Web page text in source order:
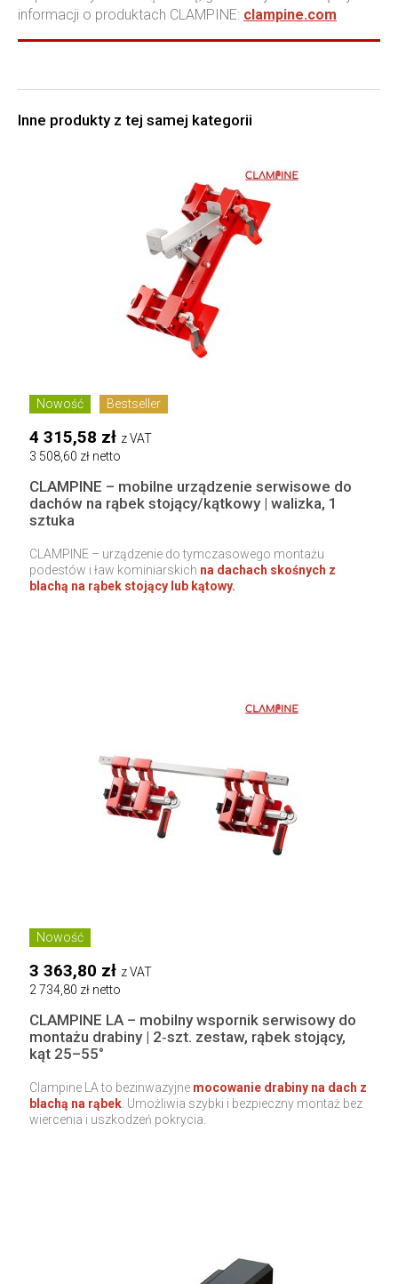
informacji o produktach CLAMPINE: clampine.com
Inne produkty z tej samej kategorii
Nowość Bestseller
4 315,58 zł z VAT
3 508,60 zł netto
CLAMPINE – mobilne urządzenie serwisowe do
dachów na rąbek stojący/kątkowy | walizka, 1
sztuka
CLAMPINE – urządzenie do tymczasowego montażu
podestów i ław kominiarskich na dachach skośnych z
blachą na rąbek stojący lub kątowy.
Nowość
3 363,80 zł z VAT
2 734,80 zł netto
CLAMPINE LA – mobilny wspornik serwisowy do
montażu drabiny | 2‑szt. zestaw, rąbek stojący,
kąt 25–55°
Clampine LA to bezinwazyjne mocowanie drabiny na dach z
blachą na rąbek. Umożliwia szybki i bezpieczny montaż bez
wiercenia i uszkodzeń pokrycia.